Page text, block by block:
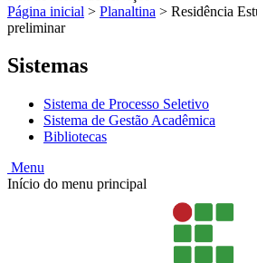
Página inicial > Planaltina > Residência
preliminar
Sistemas
Sistema de Processo Seletivo
Sistema de Gestão Acadêmica
Bibliotecas
Menu
Início do menu principal